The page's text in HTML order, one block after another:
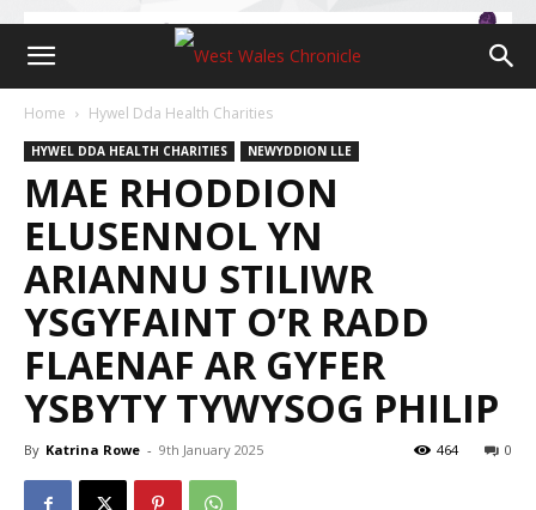
Home Hywel Dda Health Charities
HYWEL DDA HEALTH CHARITIES NEWYDDION LLE
MAE RHODDION
ELUSENNOL YN
ARIANNU STILIWR
YSGYFAINT O’R RADD
FLAENAF AR GYFER
YSBYTY TYWYSOG PHILIP
By Katrina Rowe - 9th January 2025 0
464